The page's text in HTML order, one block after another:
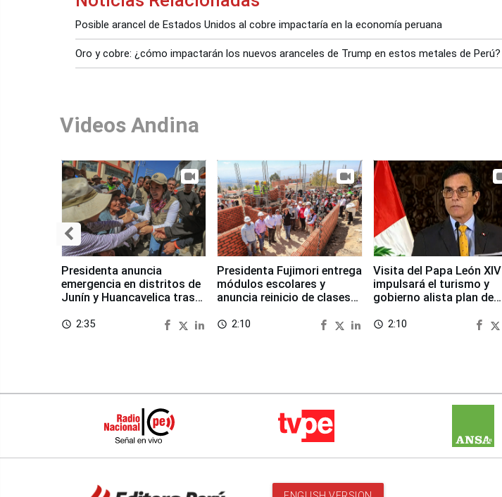
Posible arancel de Estados Unidos al cobre impactaría en la economía peruana
Oro y cobre: ¿cómo impactarán los nuevos aranceles de Trump en estos metales de Perú?
Videos Andina
Presidenta anuncia
emergencia en distritos de
Junín y Huancavelica tras
access_time 2:35
Presidenta Fujimori entrega
módulos escolares y
anuncia reinicio de clases
access_time 2:10
Visita del Papa León XIV
impulsará el turismo y
gobierno alista plan de
access_time 2:10